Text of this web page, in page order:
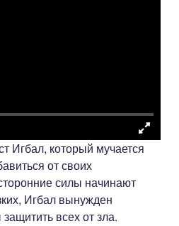
Игбал, который мучается
от своих
силы начинают
Игбал вынужден
всех от зла.